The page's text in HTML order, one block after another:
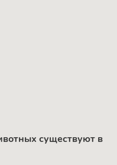
существуют в